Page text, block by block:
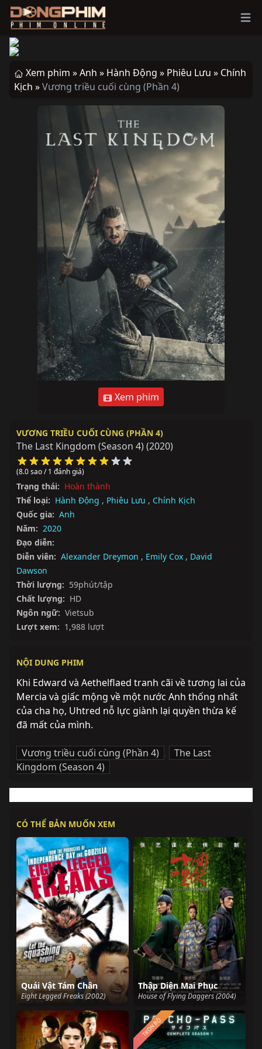
Xem phim »Anh » Hành Động » Phiêu Lưu » Chính
Kịch »Vương triều cuối cùng (Phần 4)
Xem phim
VƯƠNG TRIỀU CUỐI CÙNG (PHẦN 4)
The Last Kingdom (Season 4)(2020)
(8.0 sao / 1 đánh giá)
Trạng thái: Hoàn thành
Thể loại: Hành Động , Phiêu Lưu , Chính Kịch
Quốc gia: Anh
Năm: 2020
Đạo diễn:
Diễn viên: Alexander Dreymon , Emily Cox , David
Dawson
Thời lượng: 59phút/tập
Chất lượng: HD
Ngôn ngữ: Vietsub
Lượt xem: 1,988 lượt
NỘI DUNG PHIM
Khi Edward và Aethelflaed tranh cãi về tương lai của
Mercia và giấc mộng về một nước Anh thống nhất
của cha họ, Uhtred nỗ lực giành lại quyền thừa kế
đã mất của mình.
Vương triều cuối cùng (Phần 4) ,
The Last
Kingdom (Season 4)
CÓ THỂ BẢN MUỐN XEM
Quái Vật Tám Chân
Eight Legged Freaks (2002)
Thập Diện Mai Phục
House of Flying Daggers (2004)
TRỌN BỘ